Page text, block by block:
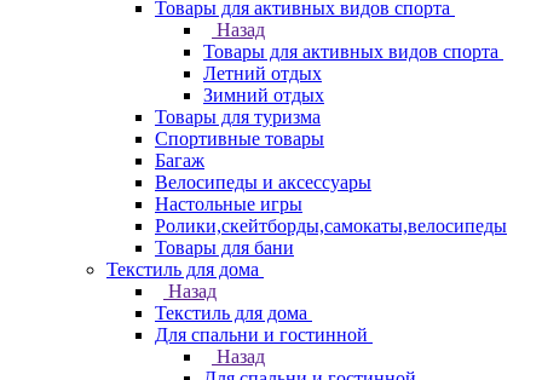
Товары для активных видов спорта
Назад
Товары для активных видов спорта
Летний отдых
Зимний отдых
Товары для туризма
Спортивные товары
Багаж
Велосипеды и аксессуары
Настольные игры
Ролики,скейтборды,самокаты,велосипеды
Товары для бани
Текстиль для дома
Назад
Текстиль для дома
Для спальни и гостинной
Назад